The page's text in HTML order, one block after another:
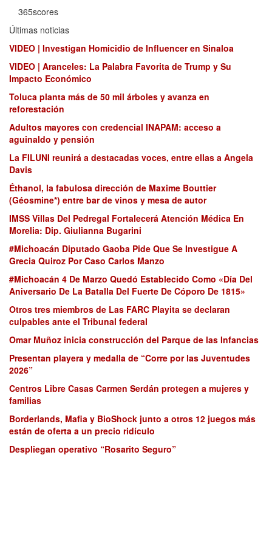
365scores
Últimas noticias
VIDEO | Investigan Homicidio de Influencer en Sinaloa
VIDEO | Aranceles: La Palabra Favorita de Trump y Su
Impacto Económico
Toluca planta más de 50 mil árboles y avanza en
reforestación
Adultos mayores con credencial INAPAM: acceso a
aguinaldo y pensión
La FILUNI reunirá a destacadas voces, entre ellas a Angela
Davis
Éthanol, la fabulosa dirección de Maxime Bouttier
(Géosmine*) entre bar de vinos y mesa de autor
IMSS Villas Del Pedregal Fortalecerá Atención Médica En
Morelia: Dip. Giulianna Bugarini
#Michoacán Diputado Gaoba Pide Que Se Investigue A
Grecia Quiroz Por Caso Carlos Manzo
#Michoacán 4 De Marzo Quedó Establecido Como «Día Del
Aniversario De La Batalla Del Fuerte De Cóporo De 1815»
Otros tres miembros de Las FARC Playita se declaran
culpables ante el Tribunal federal
Omar Muñoz inicia construcción del Parque de las Infancias
Presentan playera y medalla de “Corre por las Juventudes
2026”
Centros Libre Casas Carmen Serdán protegen a mujeres y
familias
Borderlands, Mafia y BioShock junto a otros 12 juegos más
están de oferta a un precio ridículo
Despliegan operativo “Rosarito Seguro”